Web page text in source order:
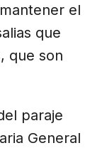
el
que
que son
paraje
General